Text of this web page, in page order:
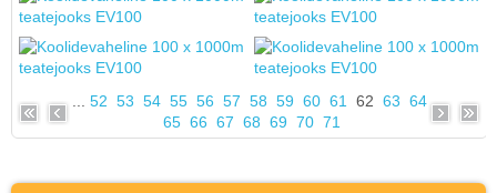
52 53 54 55 56 57 58 59 60 61 62 63 64
65 66 67 68 69 70 71